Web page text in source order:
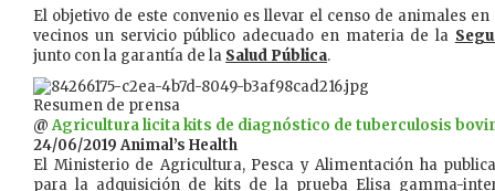
El objetivo de este convenio es llevar el censo de animales
vecinos un servicio público adecuado en materia de la
junto con la garantía de la Salud Pública.
Resumen de prensa
@Agricultura licita kits de diagnóstico de tuberculosis
24/06/2019 Animal’s Health
El Ministerio de Agricultura, Pesca y Alimentación ha
para la adquisición de kits de la prueba Elisa gamma-